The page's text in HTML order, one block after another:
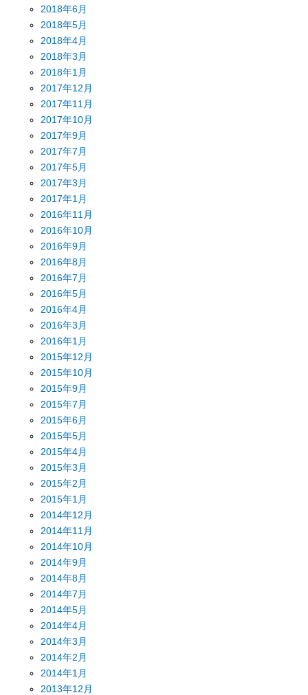
2018年6月
2018年5月
2018年4月
2018年3月
2018年1月
2017年12月
2017年11月
2017年10月
2017年9月
2017年7月
2017年5月
2017年3月
2017年1月
2016年11月
2016年10月
2016年9月
2016年8月
2016年7月
2016年5月
2016年4月
2016年3月
2016年1月
2015年12月
2015年10月
2015年9月
2015年7月
2015年6月
2015年5月
2015年4月
2015年3月
2015年2月
2015年1月
2014年12月
2014年11月
2014年10月
2014年9月
2014年8月
2014年7月
2014年5月
2014年4月
2014年3月
2014年2月
2014年1月
2013年12月